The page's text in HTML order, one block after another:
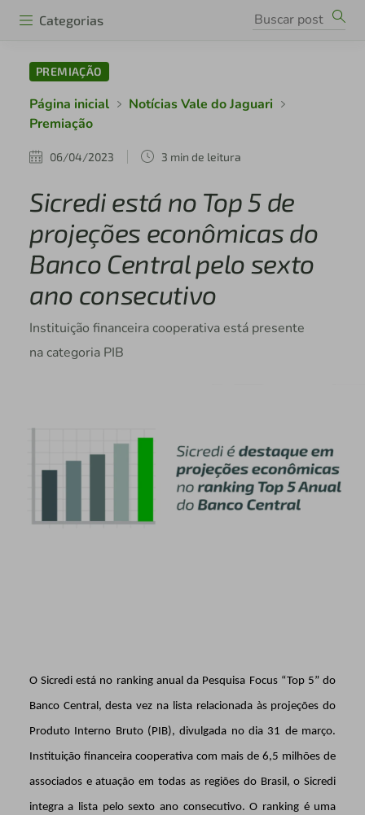
Categorias
PREMIAÇÃO
Página inicial
Notícias Vale do Jaguari
Premiação
06/04/2023 3 min de leitura
Sicredi está no Top 5 de
projeções econômicas do
Banco Central pelo sexto
ano consecutivo
Instituição financeira cooperativa está presente
na categoria PIB
O Sicredi está no ranking anual da Pesquisa Focus “Top 5” do
Banco Central, desta vez na lista relacionada às projeções do
Produto Interno Bruto (PIB), divulgada no dia 31 de março.
Instituição financeira cooperativa com mais de 6,5 milhões de
associados e atuação em todas as regiões do Brasil, o Sicredi
integra a lista pelo sexto ano consecutivo.O ranking é uma